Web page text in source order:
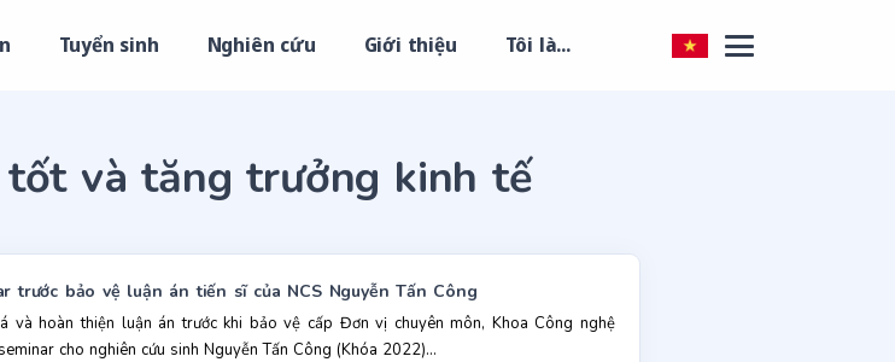
Tuyển sinh Nghiên cứu Giới thiệu Tôi là...
tốt và tăng trưởng kinh tế
trước bảo vệ luận án tiến sĩ của NCS Nguyễn Tấn Công
và hoàn thiện luận án trước khi bảo vệ cấp Đơn vị chuyên môn, Khoa Công nghệ
cho nghiên cứu sinh Nguyễn Tấn Công (Khóa 2022)...